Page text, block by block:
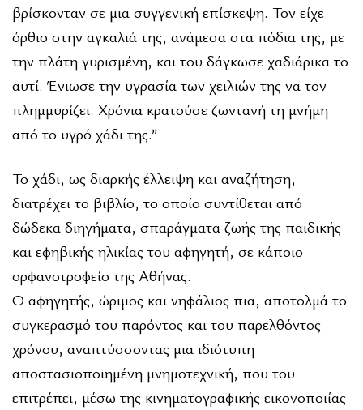
βρίσκονταν σε μια συγγενική επίσκεψη. Τον είχε
όρθιο στην αγκαλιά της, ανάμεσα στα πόδια της, με
την πλάτη γυρισμένη, και του δάγκωσε χαδιάρικα το
αυτί. Ένιωσε την υγρασία των χειλιών της να τον
πλημμυρίζει. Χρόνια κρατούσε ζωντανή τη μνήμη
από το υγρό χάδι της.”
Το χάδι, ως διαρκής έλλειψη και αναζήτηση,
διατρέχει το βιβλίο, το οποίο συντίθεται από
δώδεκα διηγήματα, σπαράγματα ζωής της παιδικής
και εφηβικής ηλικίας του αφηγητή, σε κάποιο
ορφανοτροφείο της Αθήνας.
Ο αφηγητής, ώριμος και νηφάλιος πια, αποτολμά το
συγκερασμό του παρόντος και του παρελθόντος
χρόνου, αναπτύσσοντας μια ιδιότυπη
αποστασιοποιημένη μνημοτεχνική, που του
επιτρέπει, μέσω της κινηματογραφικής εικονοποιίας